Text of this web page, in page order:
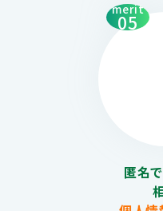
merit
05
匿名